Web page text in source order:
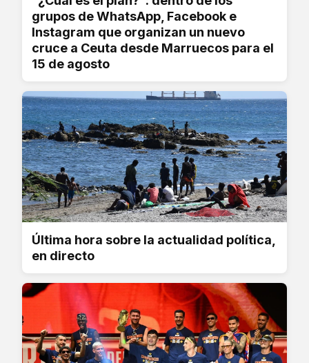
grupos de WhatsApp, Facebook e
Instagram que organizan un nuevo
cruce a Ceuta desde Marruecos para el
15 de agosto
Última hora sobre la actualidad política,
en directo